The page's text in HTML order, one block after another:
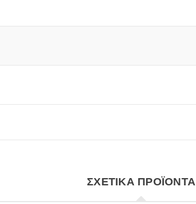
ΣΧΕΤΙΚΆ ΠΡΟΪΌΝΤΑ